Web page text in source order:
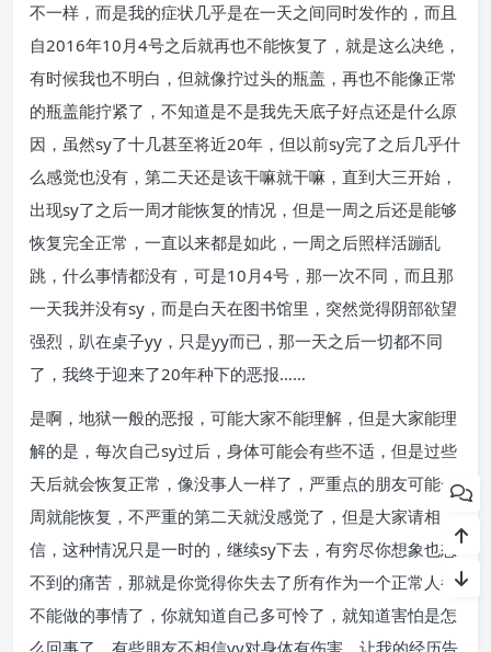
不一样，而是我的症状几乎是在一天之间同时发作的，而且
自2016年10月4号之后就再也不能恢复了，就是这么决绝，
有时候我也不明白，但就像拧过头的瓶盖，再也不能像正常
的瓶盖能拧紧了，不知道是不是我先天底子好点还是什么原
因，虽然sy了十几甚至将近20年，但以前sy完了之后几乎什
么感觉也没有，第二天还是该干嘛就干嘛，直到大三开始，
出现sy了之后一周才能恢复的情况，但是一周之后还是能够
恢复完全正常，一直以来都是如此，一周之后照样活蹦乱
跳，什么事情都没有，可是10月4号，那一次不同，而且那
一天我并没有sy，而是白天在图书馆里，突然觉得阴部欲望
强烈，趴在桌子yy，只是yy而已，那一天之后一切都不同
了，我终于迎来了20年种下的恶报……
是啊，地狱一般的恶报，可能大家不能理解，但是大家能理
解的是，每次自己sy过后，身体可能会有些不适，但是过些
天后就会恢复正常，像没事人一样了，严重点的朋友可能一
周就能恢复，不严重的第二天就没感觉了，但是大家请相
信，这种情况只是一时的，继续sy下去，有穷尽你想象也想
不到的痛苦，那就是你觉得你失去了所有作为一个正常人都
不能做的事情了，你就知道自己多可怜了，就知道害怕是怎
么回事了，有些朋友不相信yy对身体有伤害，让我的经历告